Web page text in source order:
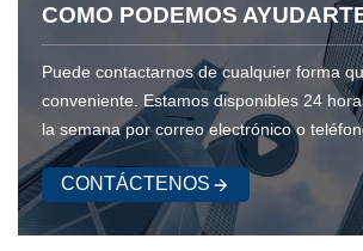
COMO PODEMOS
Puede contactarnos de cualquier forma
conveniente. Estamos disponibles 24
la semana por correo electrónico o
CONTÁCTENOS